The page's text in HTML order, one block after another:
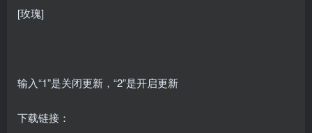
[玫瑰]
输入“1”是关闭更新，“2”是开启更新
下载链接：